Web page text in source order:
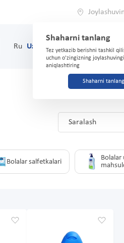
Shaharni tanlang
Tez yetkazib berishni tashkil
uchun o'zingizning
aniqlashtiring
Shaharni tanlang
Ru Uz (71) 200-03-03
Saralash
Bolalar salfetkalari
Bolalar